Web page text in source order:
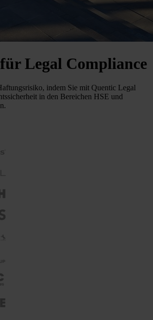
Legal Compliance
indem Sie mit Quentic Legal
in den Bereichen HSE und